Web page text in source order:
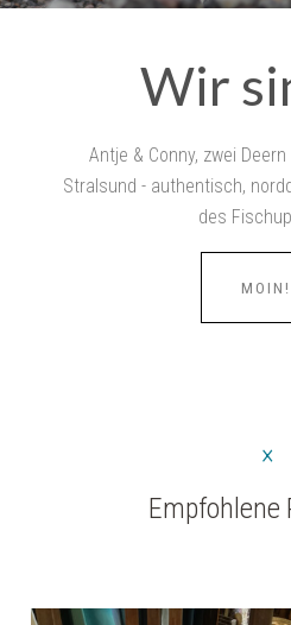
Wir
Antje & Conny, zwei
Stralsund - authentisch,
des
MOIN!
Empfohlene